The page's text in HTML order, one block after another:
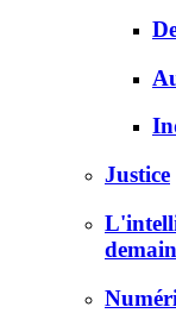
Justice
demain